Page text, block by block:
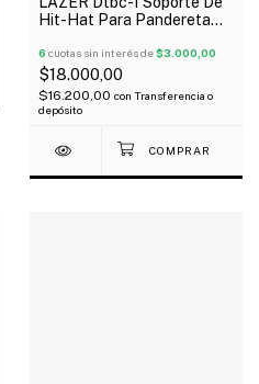
Hit-Hat Para Pandereta
6 cuotas sin interés de$3.000,00
$18.000,00
$16.200,00 con Transferencia o
depósito